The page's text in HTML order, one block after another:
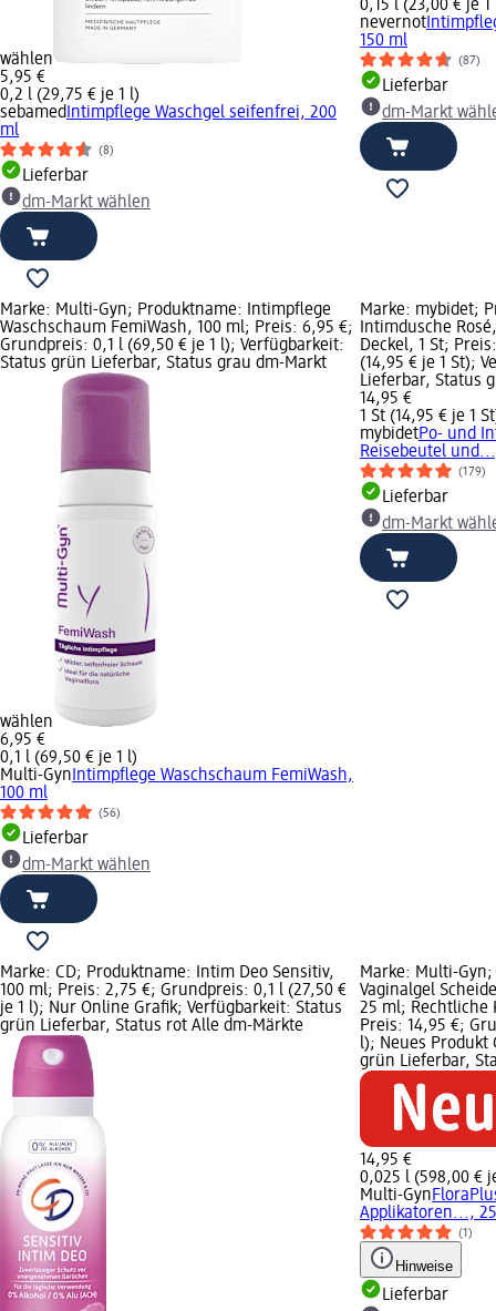
wählen
5,95 €
0,2 l (29,75 € je 1 l)
sebamed Intimpflege Waschgel seifenfrei, 200
ml
(8)
Lieferbar
dm-Markt wählen
0,15 l (23,00 € je 1
nevernot
150 ml
(87)
Lieferbar
dm-Markt
Marke: Multi-Gyn; Produktname: Intimpflege
Waschschaum FemiWash, 100 ml; Preis: 6,95 €;
Grundpreis: 0,1 l (69,50 € je 1 l); Verfügbarkeit:
Status grün Lieferbar, Status grau dm-Markt
wählen
6,95 €
0,1 l (69,50 € je 1 l)
Multi-Gyn Intimpflege Waschschaum FemiWash,
100 ml
(56)
Lieferbar
dm-Markt wählen
Marke: mybidet;
Intimdusche
Deckel, 1 St;
(14,95 € je 1 St);
Lieferbar, Status
14,95 €
1 St (14,95 € je 1
mybidetPo- und
Reisebeutel
(179)
Lieferbar
dm-Markt
Marke: CD; Produktname: Intim Deo Sensitiv,
100 ml; Preis: 2,75 €; Grundpreis: 0,1 l (27,50 €
je 1 l); Nur Online Grafik; Verfügbarkeit: Status
grün Lieferbar, Status rot Alle dm-Märkte
Marke: Multi-
Vaginalgel
25 ml; Rechtliche
Preis: 14,95 €;
l); Neues Produkt
grün Lieferbar,
14,95 €
0,025 l (598,00 €
Multi-Gyn
Applikatoren...,
(1)
Hinweise
Lieferbar